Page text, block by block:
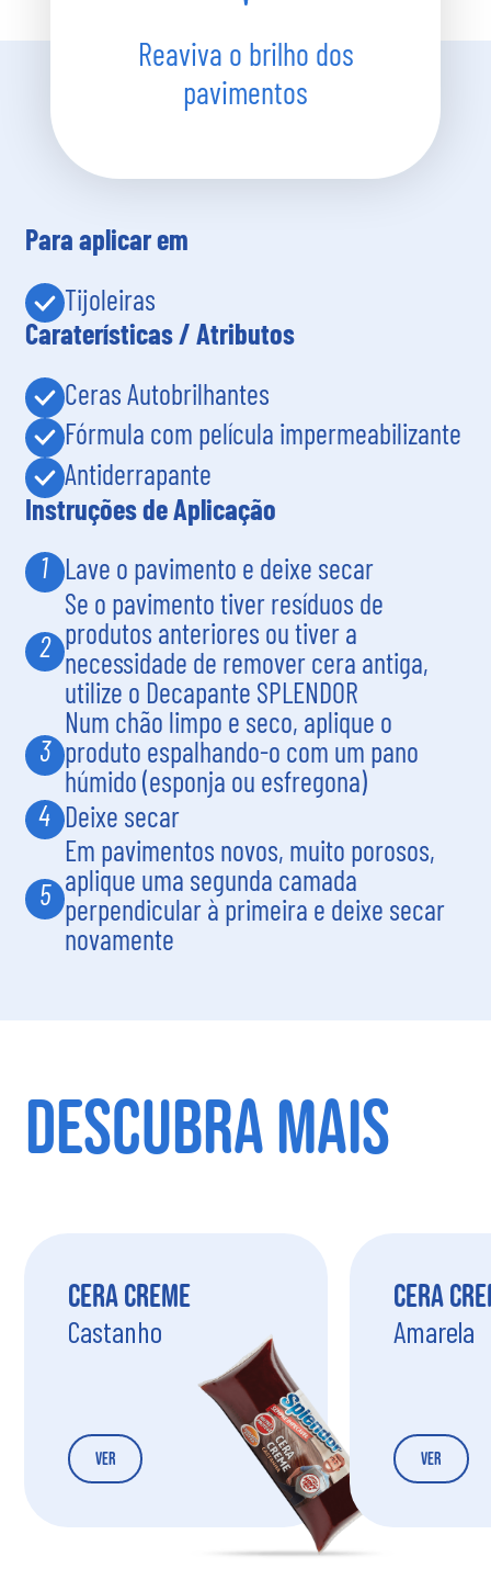
Reaviva o brilho dos
pavimentos
Para aplicar em
Tijoleiras
Caraterísticas / Atributos
Ceras Autobrilhantes
Fórmula com película impermeabilizante
Antiderrapante
Instruções de Aplicação
1
Lave o pavimento e deixe secar
2
Se o pavimento tiver resíduos de
produtos anteriores ou tiver a
necessidade de remover cera antiga,
utilize o Decapante SPLENDOR
3
Num chão limpo e seco, aplique o
produto espalhando-o com um pano
húmido (esponja ou esfregona)
4 Deixe secar
5
Em pavimentos novos, muito porosos,
aplique uma segunda camada
perpendicular à primeira e deixe secar
novamente
DESCUBRA MAIS
Cera Creme
Castanho
Ver
Cera
Amarela
Ver